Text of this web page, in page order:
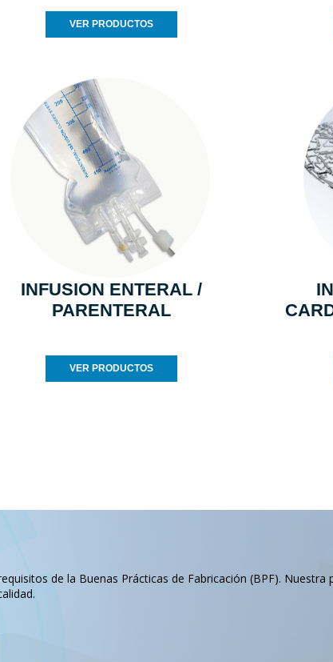
VER PRODUCTOS
INFUSION ENTERAL /
PARENTERAL
VER PRODUCTOS
de la Buenas Prácticas de Fabricación (BPF). Nuestra